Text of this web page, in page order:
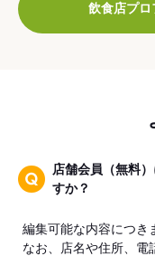
飲食店プロ
店舗会員（無料
すか？
編集可能な内容につき
なお、店名や住所、電